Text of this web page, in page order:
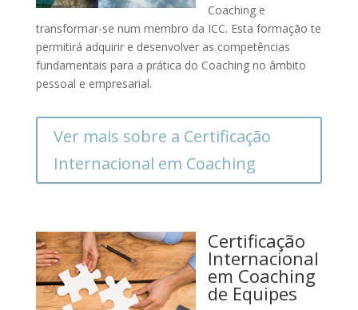
Coaching e
transformar-se num membro da ICC. Esta formação te
permitirá adquirir e desenvolver as competências
fundamentais para a prática do Coaching no âmbito
pessoal e empresarial.
Ver mais sobre a Certificação
Internacional em Coaching
Certificação
Internacional
em Coaching
de Equipes